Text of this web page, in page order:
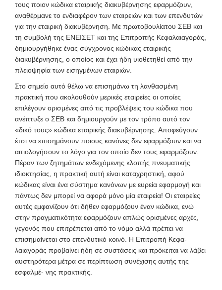
τους ποιον κώδικα εταιρικής διακυβέρνησης εφαρμόζουν,
αναθέρμανε το ενδιαφέρον των εταιρειών και των επενδυτών
για την εταιρική διακυβέρνηση. Με πρωτοβουλίατου ΣΕΒ και
τη συμβολή της ΕΝΕΙΣΕΤ και της Επιτροπής Κεφαλαιαγοράς,
δημιουργήθηκε ένας σύγχρονος κώδικας εταιρικής
διακυβέρνησης, ο οποίος και έχει ήδη υιοθετηθεί από την
πλειοψηφία των εισηγμένων εταιριών.
Στο σημείο αυτό θέλω να επισημάνω τη λανθασμένη
πρακτική που ακολουθούν μερικές εταιρείες οι οποίες
επιλέγουν ορισμένες από τις προβλέψεις του κώδικα που
ανέπτυξε ο ΣΕΒ και δημιουργούν με τον τρόπο αυτό τον
«δικό τους» κώδικα εταιρικής διακυβέρνησης. Αποφεύγουν
έτσι να επισημάνουν ποιους κανόνες δεν εφαρμόζουν και να
αιτιολογήσουν το λόγο για τον οποίο δεν τους εφαρμόζουν.
Πέραν των ζητημάτων ενδεχόμενης κλοπής πνευματικής
ιδιοκτησίας, η πρακτική αυτή είναι καταχρηστική, αφού
κώδικας είναι ένα σύστημα κανόνων με ευρεία εφαρμογή και
πάντως δεν μπορεί να αφορά μόνο μία εταιρεία! Οι εταιρείες
αυτές εμφανίζουν ότι δήθεν εφαρμόζουν έναν κώδικα, ενώ
στην πραγματικότητα εφαρμόζουν απλώς ορισμένες αρχές,
γεγονός που επιτρέπεται από το νόμο αλλά πρέπει να
επισημαίνεται στο επενδυτικό κοινό. Η Επιτροπή Κεφα-
λαιαγοράς προβαίνει ήδη σε συστάσεις και πρόκειται να λάβει
αυστηρότερα μέτρα σε περίπτωση συνέχισης αυτής της
εσφαλμέ- νης πρακτικής.